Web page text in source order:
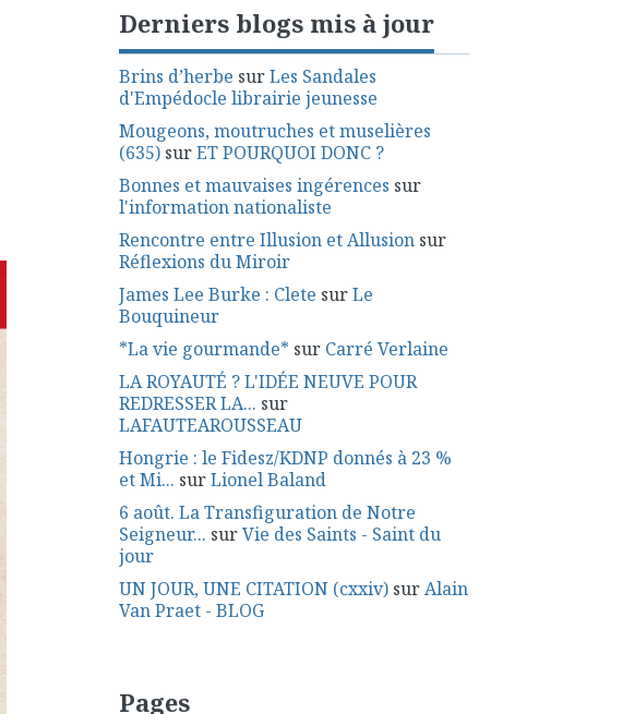
Derniers blogs mis à jour
Brins d’herbe surLes Sandales
d'Empédocle librairie jeunesse
Mougeons, moutruches et muselières
(635)surET POURQUOI DONC ?
Bonnes et mauvaises ingérences sur
l'information nationaliste
Rencontre entre Illusion et Allusionsur
Réflexions du Miroir
James Lee Burke : Clete surLe
Bouquineur
*La vie gourmande* sur Carré Verlaine
LA ROYAUTÉ ? L'IDÉE NEUVE POUR
REDRESSER LA... sur
LAFAUTEAROUSSEAU
Hongrie : le Fidesz/KDNP donnés à 23 %
et Mi... surLionel Baland
6 août. La Transfiguration de Notre
Seigneur... surVie des Saints - Saint du
jour
UN JOUR, UNE CITATION (cxxiv)surAlain
Van Praet - BLOG
Pages